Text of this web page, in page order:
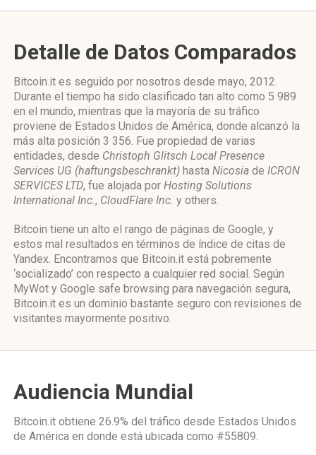
Detalle de Datos Comparados
Bitcoin.it es seguido por nosotros desde mayo, 2012.
Durante el tiempo ha sido clasificado tan alto como 5 989
en el mundo, mientras que la mayoría de su tráfico
proviene de Estados Unidos de América, donde alcanzó la
más alta posición 3 356. Fue propiedad de varias
entidades, desde Christoph Glitsch Local Presence
Services UG (haftungsbeschrankt) hasta Nicosia de ICRON
SERVICES LTD, fue alojada por Hosting Solutions
International Inc., CloudFlare Inc. y others.
Bitcoin tiene un alto el rango de páginas de Google, y
estos mal resultados en términos de índice de citas de
Yandex. Encontramos que Bitcoin.it está pobremente
‘socializado’ con respecto a cualquier red social. Según
MyWot y Google safe browsing para navegación segura,
Bitcoin.it es un dominio bastante seguro con revisiones de
visitantes mayormente positivo.
Audiencia Mundial
Bitcoin.it obtiene 26.9% del tráfico desde Estados Unidos
de América en donde está ubicada como #55809.